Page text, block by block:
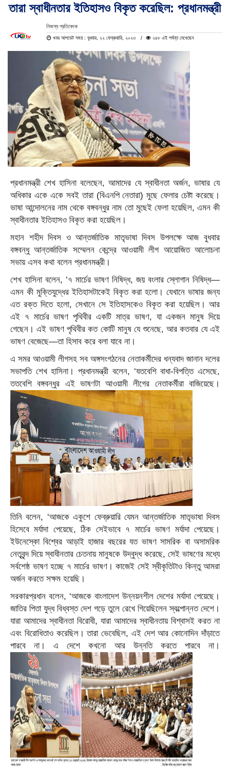
তারা স্বাধীনতার ইতিহাসও বিকৃত করেছিল: প্রধানমন্ত্রী
নিজস্ব প্রতিবেদক
খবর আপডেট সময় : বুধবার, ২২ ফেব্রুয়ারি, ২০২৩ ২৫৮ এই পর্যন্ত দেখেছেন
প্রধানমন্ত্রী শেখ হাসিনা বলেছেন, আমাদের যে স্বাধীনতা অর্জন, ভাষার যে
অধিকার একে একে সবই তারা (বিএনপি নেতারা) মুছে ফেলার চেষ্টা করেছে।
ভাষা আন্দোলনের নাম থেকে বঙ্গবন্ধুর নাম তো মুছেই ফেলা হয়েছিল, এমন কী
স্বাধীনতার ইতিহাসও বিকৃত করা হয়েছিল।
মহান শহীদ দিবস ও আন্তর্জাতিক মাতৃভাষা দিবস উপলক্ষে আজ বুধবার
বঙ্গবন্ধু আন্তর্জাতিক সম্মেলন কেন্দ্রে আওয়ামী লীগ আয়োজিত আলোচনা
সভায় এসব কথা বলেন প্রধানমন্ত্রী।
শেখ হাসিনা বলেন, ‘৭ মার্চের ভাষণ নিষিদ্ধ, জয় বংলার স্লোগান নিষিদ্ধ—
এমন কী মুক্তিযুদ্ধের ইতিহাসটাকেই বিকৃত করা হলো। যেখানে ভাষার জন্য
এত রক্ত দিতে হলো, সেখানে সে ইতিহাসকেও বিকৃত করা হয়েছিল। আর
এই ৭ মার্চের ভাষণ পৃথিবীর একটি মাত্র ভাষণ, যা একজন মানুষ দিয়ে
গেছেন। এই ভাষণ পৃথিবীর কত কোটি মানুষ যে শুনেছে, আর কতবার যে এই
ভাষণ বেজেছে—তা হিসাব করে বলা যাবে না।
এ সমর আওয়ামী লীগসহ সব অঙ্গসংগঠনের নেতাকর্মীদের ধন্যবাদ জানান দলের
সভাপতি শেখ হাসিনা। প্রধানমন্ত্রী বলেন, ‘যতবেশি বাধা-বিপত্তি এসেছে,
ততবেশি বঙ্গবন্ধুর এই ভাষণটা আওয়ামী লীগের নেতাকর্মীরা বাজিয়েছে।
তিনি বলেন, ‘আজকে একুশে ফেব্রুয়ারি যেমন আন্তর্জাতিক মাতৃভাষা দিবস
হিসেবে মর্যাদা পেয়েছে, ঠিক সেইভাবে ৭ মার্চের ভাষণ মর্যাদা পেয়েছে।
ইউনেস্কো বিশ্বের আড়াই হাজার বছরের যত ভাষণ সামরিক বা অসামরিক
নেতৃবৃন্দ দিয়ে স্বাধীনতার চেতনায় মানুষকে উদ্বুদ্ধ করেছে, সেই ভাষণের মধ্যে
সর্বশেষ্ঠ ভাষণ হচ্ছে ৭ মার্চের ভাষণ। কাজেই সেই স্বীকৃতিটাও কিন্তু আমরা
অর্জন করতে সক্ষম হয়েছি।
সরকারপ্রধান বলেন, ‘আজকে বাংলাদেশ উন্নয়নশীল দেশের মর্যাদা পেয়েছে।
জাতির পিতা যুদ্ধ বিধ্বস্ত দেশ গড়ে তুলে রেখে গিয়েছিলেন স্বল্পোন্নত দেশে।
যারা আমাদের স্বাধীনতা বিরোধী, যারা আমাদের স্বাধীনতায় বিশ্বাসই করত না
এবং বিরোধিতাও করেছিল। তারা ভেবেছিল, এই দেশ আর কোনোদিন দাঁড়াতে
পারবে না। এ দেশে কখনো আর উন্নতি করতে পারবে না।